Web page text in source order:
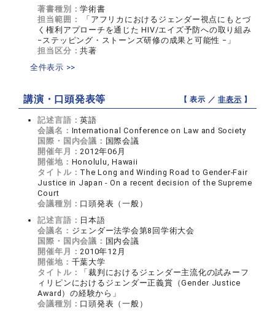
著書種別：学術書
担当範囲：
「アフリカにおけるジェンダー視点にもとづ
く権利アプローチを通じた HIV/エイズ予防への取り組み
−ステッピング・ストーンズ研修の成果と可能性 −」
担当区分：共著
全件表示 >>
講演・口頭発表等 【 表示 ／非表示 】
記述言語：英語
会議名： International Conference on Law and Society
国際・国内会議： 国際会議
開催年月：2012年06月
開催地： Honolulu, Hawaii
タイトル： The Long and Winding Road to Gender-Fair
Justice in Japan - On a recent decision of the Supreme
Court
会議種別： 口頭発表（一般）
記述言語： 日本語
会議名： ジェンダー法学会第8回学術大会
国際・国内会議： 国内会議
開催年月：2010年12月
開催地： 千葉大学
タイトル：
「裁判におけるジェンダー主流化の試みーフ
ィリピンにおけるジェンダー正義賞（Gender Justice
Award）の経験から」
会議種別： 口頭発表（一般）